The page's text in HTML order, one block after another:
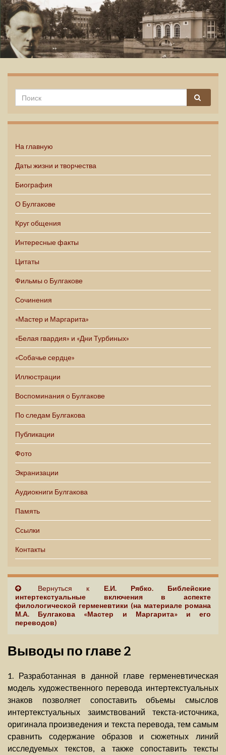
На главную
Даты жизни и творчества
Биография
О Булгакове
Круг общения
Интересные факты
Цитаты
Фильмы о Булгакове
Сочинения
«Мастер и Маргарита»
«Белая гвардия» и «Дни Турбиных»
«Собачье сердце»
Иллюстрации
Воспоминания о Булгакове
По следам Булгакова
Публикации
Фото
Экранизации
Аудиокниги Булгакова
Память
Ссылки
Контакты
Вернуться к Е.И. Рябко. Библейские
интертекстуальные включения в аспекте
филологической герменевтики (на материале романа
М.А. Булгакова «Мастер и Маргарита» и его
переводов)
Выводы по главе 2
1. Разработанная в данной главе герменевтическая
модель художественного перевода интертекстуальных
знаков позволяет сопоставить объемы смыслов
интертекстуальных заимствований текста-источника,
оригинала произведения и текста перевода, тем самым
сравнить содержание образов и сюжетных линий
исследуемых текстов, а также сопоставить тексты